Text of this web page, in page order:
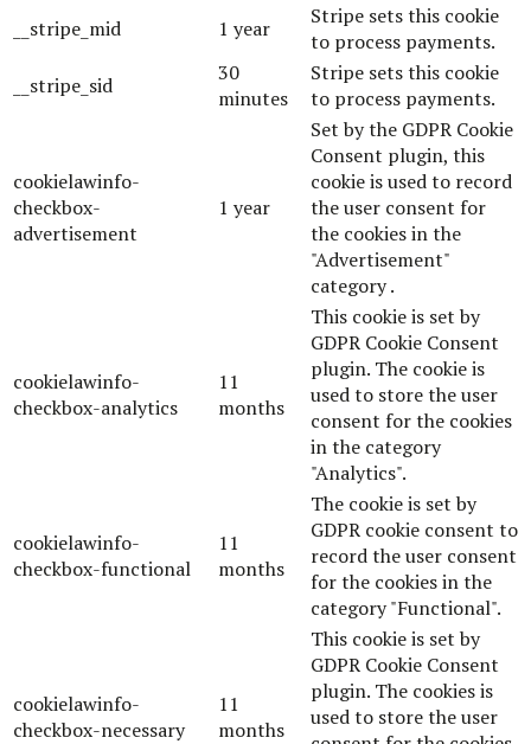
__stripe_mid
1 year
Stripe sets this cookie
to process payments.
__stripe_sid
30
minutes
Stripe sets this cookie
to process payments.
cookielawinfo-
checkbox-
advertisement
1 year
Set by the GDPR Cookie
Consent plugin, this
cookie is used to record
the user consent for
the cookies in the
"Advertisement"
category .
cookielawinfo-
checkbox-analytics
11
months
This cookie is set by
GDPR Cookie Consent
plugin. The cookie is
used to store the user
consent for the cookies
in the category
"Analytics".
cookielawinfo-
checkbox-functional
11
months
The cookie is set by
GDPR cookie consent to
record the user consent
for the cookies in the
category "Functional".
cookielawinfo-
checkbox-necessary
11
months
This cookie is set by
GDPR Cookie Consent
plugin. The cookies is
used to store the user